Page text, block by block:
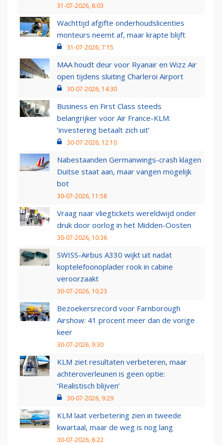
31-07-2026, 8:03
Wachttijd afgifte onderhoudslicenties
monteurs neemt af, maar krapte blijft
31-07-2026, 7:15
MAA houdt deur voor Ryanair en Wizz Air
open tijdens sluiting Charleroi Airport
30-07-2026, 14:30
Business en First Class steeds
belangrijker voor Air France-KLM:
‘investering betaalt zich uit’
30-07-2026, 12:10
Nabestaanden Germanwings-crash klagen
Duitse staat aan, maar vangen mogelijk
bot
30-07-2026, 11:58
Vraag naar vliegtickets wereldwijd onder
druk door oorlog in het Midden-Oosten
30-07-2026, 10:36
SWISS-Airbus A330 wijkt uit nadat
koptelefoonoplader rook in cabine
veroorzaakt
30-07-2026, 10:23
Bezoekersrecord voor Farnborough
Airshow: 41 procent meer dan de vorige
keer
30-07-2026, 9:30
KLM ziet resultaten verbeteren, maar
achteroverleunen is geen optie:
‘Realistisch blijven’
30-07-2026, 9:29
KLM laat verbetering zien in tweede
kwartaal, maar de weg is nog lang
30-07-2026, 8:22